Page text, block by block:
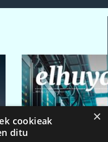
×
cookieak
ditu